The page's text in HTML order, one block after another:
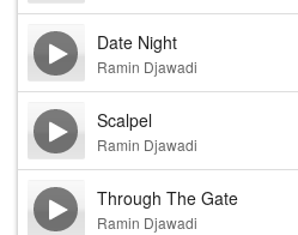
Date Night
Ramin Djawadi
Scalpel
Ramin Djawadi
Through The Gate
Ramin Djawadi